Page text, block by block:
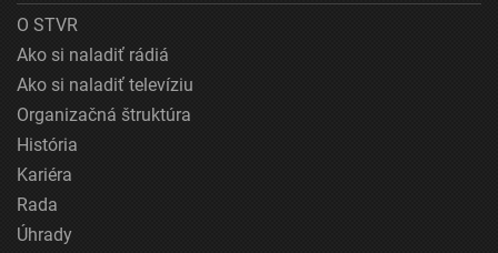
O STVR
Ako si naladiť rádiá
Ako si naladiť televíziu
Organizačná štruktúra
História
Kariéra
Rada
Úhrady